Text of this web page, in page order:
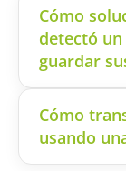
Cómo
detectó
guardar
Cómo
usando